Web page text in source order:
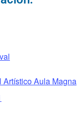
Artístico Aula Magna